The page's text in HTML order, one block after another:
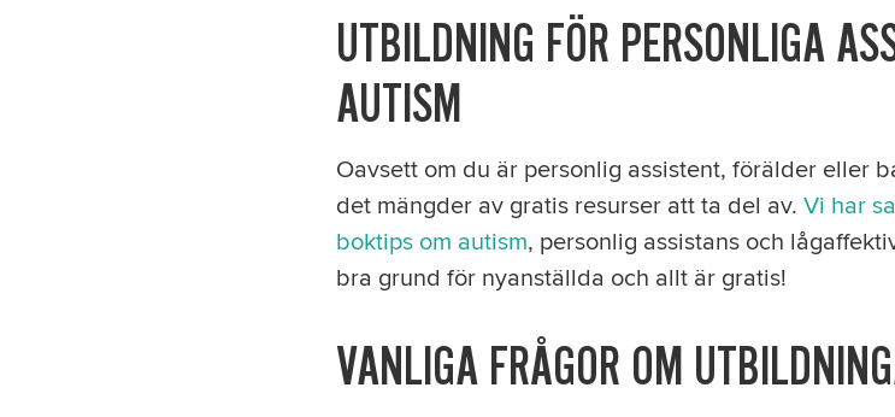
UTBILDNING FÖR PERSONLIGA
AUTISM
Oavsett om du är personlig assistent, förälder eller
det mängder av gratis resurser att ta del av. Vi har
boktips om autism, personlig assistans och
bra grund för nyanställda och allt är gratis!
VANLIGA FRÅGOR OM